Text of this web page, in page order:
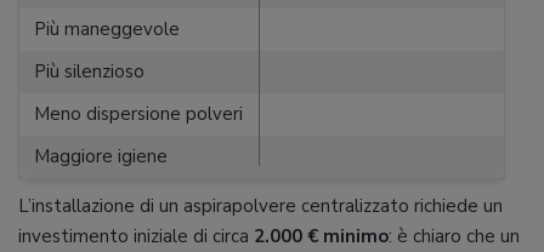
Più maneggevole
Più silenzioso
Meno dispersione polveri
Maggiore igiene
L’installazione di un aspirapolvere centralizzato richiede un
investimento iniziale di circa 2.000 € minimo: è chiaro che un